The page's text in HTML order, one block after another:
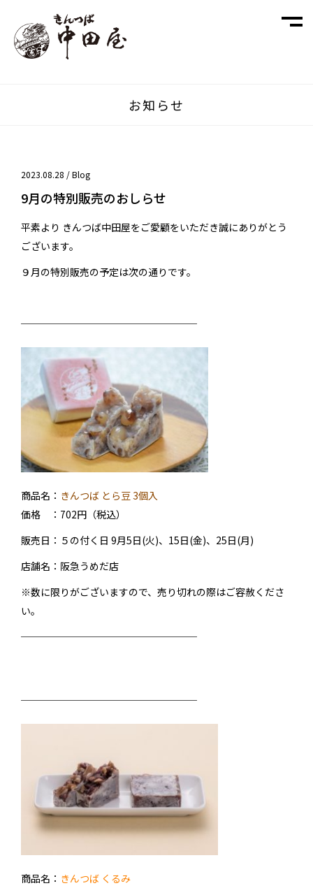
お知らせ
2023.08.28 /Blog
9月の特別販売のおしらせ
平素より きんつば中田屋をご愛顧をいただき誠にありがとう
ございます。
９月の特別販売の予定は次の通りです。
──────────────────
商品名： きんつば とら豆 3個入
価格 ：702円（税込）
販売日： ５の付く日 9月5日(火)、15日(金)、25日(月)
店舗名：阪急うめだ店
※数に限りがございますので、売り切れの際はご容赦くださ
い。
──────────────────
──────────────────
商品名： きんつば くるみ